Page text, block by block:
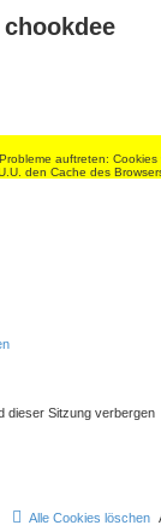
chookdee
auftreten:
den Cache des
dieser Sitzung verbergen
Alle Cookies löschen